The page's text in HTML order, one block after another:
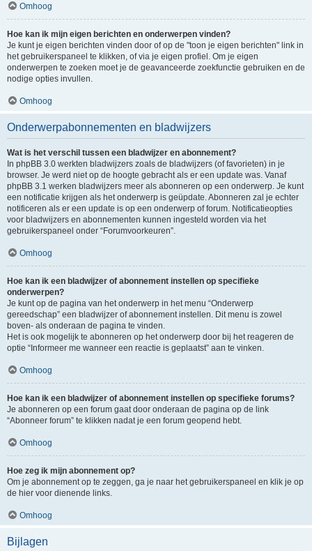
Omhoog
Hoe kan ik mijn eigen berichten en onderwerpen vinden?
Je kunt je eigen berichten vinden door of op de "toon je eigen berichten" link in
het gebruikerspaneel te klikken, of via je eigen profiel. Om je eigen
onderwerpen te zoeken moet je de geavanceerde zoekfunctie gebruiken en de
nodige opties invullen.
Omhoog
Onderwerpabonnementen en bladwijzers
Wat is het verschil tussen een bladwijzer en abonnement?
In phpBB 3.0 werkten bladwijzers zoals de bladwijzers (of favorieten) in je
browser. Je werd niet op de hoogte gebracht als er een update was. Vanaf
phpBB 3.1 werken bladwijzers meer als abonneren op een onderwerp. Je kunt
een notificatie krijgen als het onderwerp is geüpdate. Abonneren zal je echter
notificeren als er een update is op een onderwerp of forum. Notificatieopties
voor bladwijzers en abonnementen kunnen ingesteld worden via het
gebruikerspaneel onder “Forumvoorkeuren”.
Omhoog
Hoe kan ik een bladwijzer of abonnement instellen op specifieke
onderwerpen?
Je kunt op de pagina van het onderwerp in het menu “Onderwerp
gereedschap” een bladwijzer of abonnement instellen. Dit menu is zowel
boven- als onderaan de pagina te vinden.
Het is ook mogelijk te abonneren op het onderwerp door bij het reageren de
optie “Informeer me wanneer een reactie is geplaatst” aan te vinken.
Omhoog
Hoe kan ik een bladwijzer of abonnement instellen op specifieke forums?
Je abonneren op een forum gaat door onderaan de pagina op de link
“Abonneer forum” te klikken nadat je een forum geopend hebt.
Omhoog
Hoe zeg ik mijn abonnement op?
Om je abonnement op te zeggen, ga je naar het gebruikerspaneel en klik je op
de hier voor dienende links.
Omhoog
Bijlagen